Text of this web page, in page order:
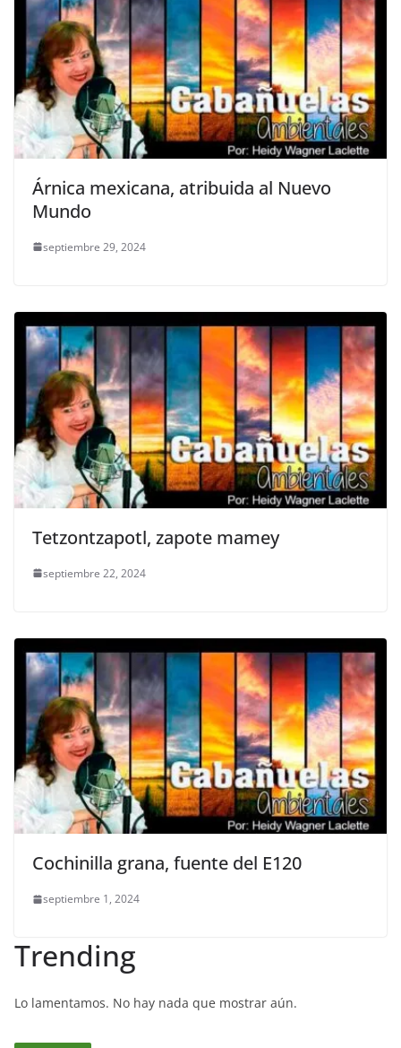
Árnica mexicana, atribuida al Nuevo
Mundo
septiembre 29, 2024
Tetzontzapotl, zapote mamey
septiembre 22, 2024
Cochinilla grana, fuente del E120
septiembre 1, 2024
Trending
Lo lamentamos. No hay nada que mostrar aún.